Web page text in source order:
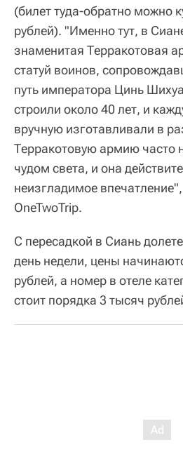
(билет туда-обратно можно
рублей). "Именно тут, в
знаменитая Терракотовая
статуй воинов,
путь императора Цинь
строили около 40 лет, и
вручную изготавливали в
Терракотовую армию
чудом света, и она
неизгладимое
OneTwoTrip.
С пересадкой в Сиань
день недели, цены
рублей, а номер в отеле
стоит порядка 3 тысяч